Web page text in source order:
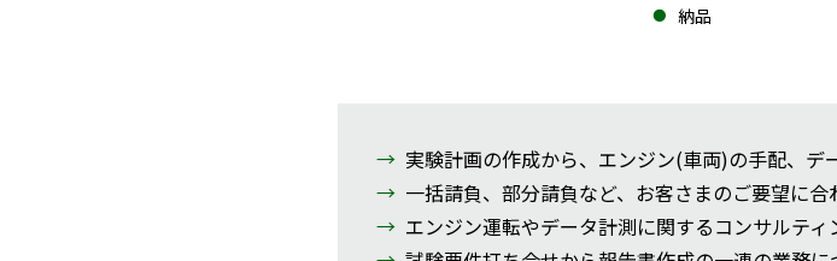
納品
実験計画の作成から、エンジン(車両)の手配、
一括請負、部分請負など、お客さまのご要望に
エンジン運転やデータ計測に関するコンサルテ